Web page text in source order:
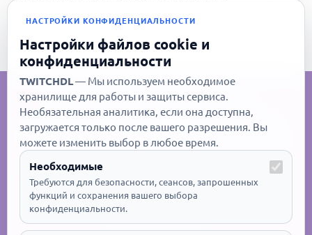
twitchdlcc@gmail.com
©2026 twitchdl.cc
Для доступа к API свяжитесь со мной:
НАСТРОЙКИ КОНФИДЕНЦИАЛЬНОСТИ
Настройки файлов cookie и
конфиденциальности
TWITCHDL— Мы используем необходимое
хранилище для работы и защиты сервиса.
Необязательная аналитика, если она доступна,
загружается только после вашего разрешения. Вы
можете изменить выбор в любое время.
Необходимые
Требуются для безопасности, сеансов, запрошенных
функций и сохранения вашего выбора
конфиденциальности.